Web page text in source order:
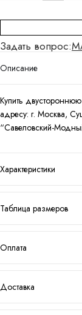
Задать вопрос:
Описание
Купить
адресу: г. Москва,
“Савеловский-
Характеристики
Таблица размеров
Оплата
Доставка